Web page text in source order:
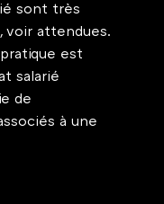
sont très
voir attendues.
est
salarié
de
à une